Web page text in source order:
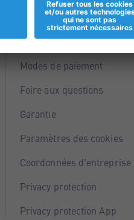
Informations
Magasins
Modes de paiement
Foire aux questions
Garantie
Paramètres des cookies
Coordonnées d'entreprise
Privacy protection
Privacy protection App